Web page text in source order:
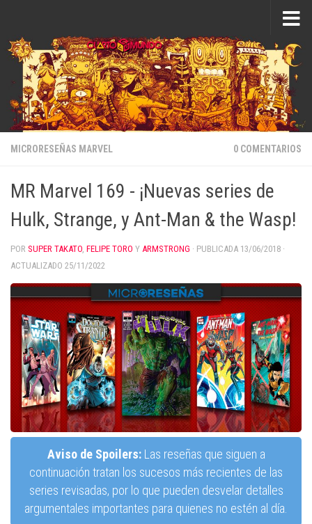
MICRORESEÑAS MARVEL 0 COMENTARIOS
MR Marvel 169 - ¡Nuevas series de
Hulk, Strange, y Ant-Man & the Wasp!
POR SUPER TAKATO, FELIPE TORO Y ARMSTRONG · PUBLICADA 13/06/2018 ·
ACTUALIZADO 25/11/2022
Aviso de Spoilers:Las reseñas que siguen a
continuación tratan los sucesos más recientes de las
series revisadas, por lo que pueden desvelar detalles
argumentales importantes para quienes no estén al día.